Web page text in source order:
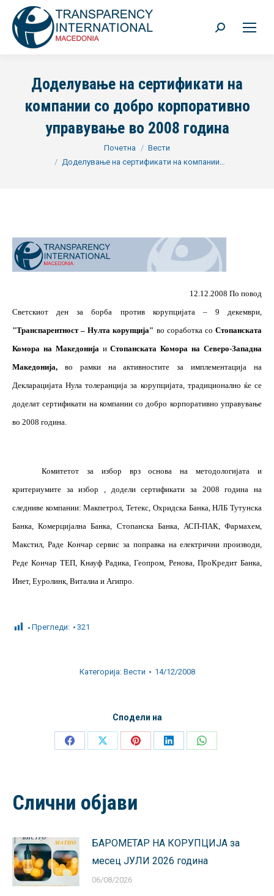
Search:
Доделување на сертификати на
компании со добро корпоративно
управување во 2008 година
Почетна
Вести
Доделување на сертификати на компании…
12.12.2008 По повод
Светскиот ден за борба против корупцијата – 9 декември,
"Транспарентност – Нулта корупција" во соработка соСтопанската
Комора на МакедонијаиСтопанската Комора на Северо-Западна
Македонија, во рамки на активностите за имплементација на
Декларацијата Нула толеранција за корупцијата, традиционално ќе се
доделат сертификати на компании со добро корпоративно управување
во 2008 година.
Комитетот за избор врз основа на методологијата и
критериумите за избор , додели сертификати за 2008 година на
следниве компании: Макпетрол, Тетекс, Охридска Банка, НЛБ Тутунска
Банка, Комерцијална Банка, Стопанска Банка, АСП-ПАК, Фармахем,
Макстил, Раде Кончар сервис за поправка на електрични производи,
Реде Кончар ТЕП, Кнауф Радика, Геопром, Ренова, ПроКредит Банка,
Инет, Еуролинк, Виталиа и Агипро.
Прегледи: 321
Категорија: Вести 14/12/2008
Сподели на
Share
Share
Share
Share
Share
Слични објави
БАРОМЕТАР НА КОРУПЦИЈА за
месец ЈУЛИ 2026 година
06/08/2026